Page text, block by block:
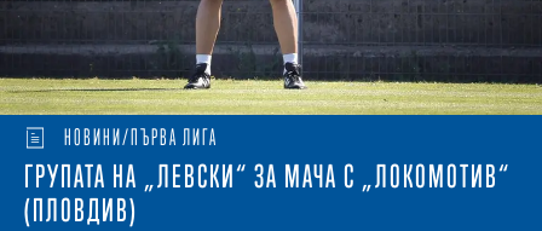
НОВИНИ/ПЪРВА ЛИГА
ГРУПАТА НА „ЛЕВСКИ“ ЗА МАЧА С „ЛОКОМОТИВ“
(ПЛОВДИВ)